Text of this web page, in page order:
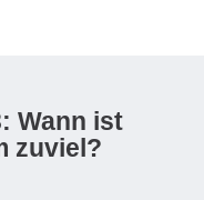
Wann ist
zuviel?